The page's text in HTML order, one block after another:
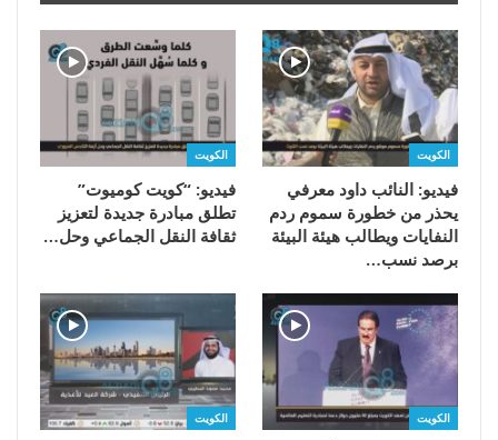
الكويت
فيديو: النائب داود معرفي
يحذر من خطورة سموم ردم
النفايات ويطالب هيئة البيئة
برصد نسب…
الكويت
فيديو: “كويت كوميوت”
تطلق مبادرة جديدة لتعزيز
ثقافة النقل الجماعي وحل…
الكويت الكويت